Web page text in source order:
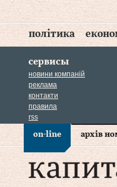
політика
сервисы
новини компаній
реклама
контакти
правила
rss
on-line архів